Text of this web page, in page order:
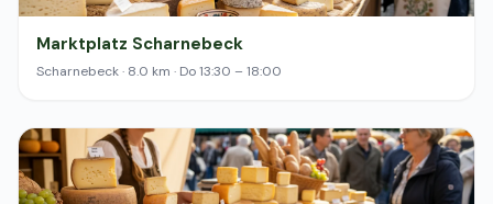
Marktplatz Scharnebeck
Scharnebeck · 8.0 km · Do 13:30 – 18:00